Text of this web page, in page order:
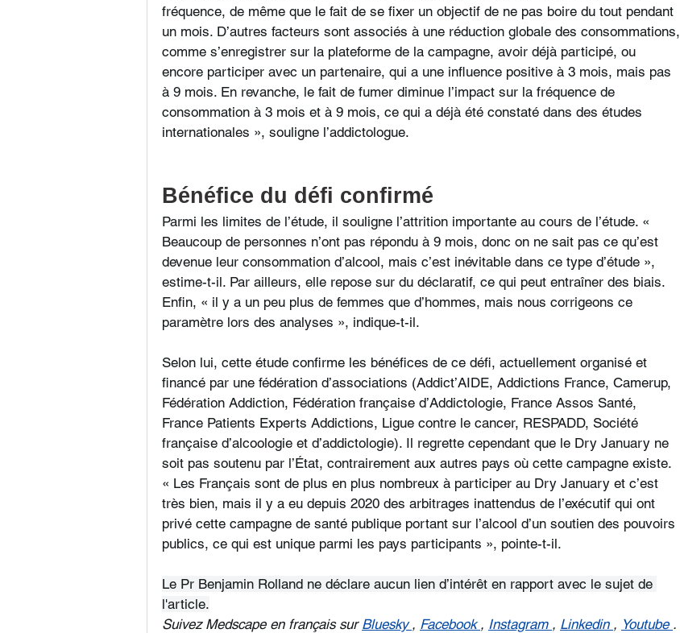
fréquence, de même que le fait de se fixer un objectif de ne pas boire du tout pendant
un mois. D’autres facteurs sont associés à une réduction globale des consommations,
comme s’enregistrer sur la plateforme de la campagne, avoir déjà participé, ou
encore participer avec un partenaire, qui a une influence positive à 3 mois, mais pas
à 9 mois. En revanche, le fait de fumer diminue l’impact sur la fréquence de
consommation à 3 mois et à 9 mois, ce qui a déjà été constaté dans des études
internationales », souligne l’addictologue.
Bénéfice du défi confirmé
Parmi les limites de l’étude, il souligne l’attrition importante au cours de l’étude. «
Beaucoup de personnes n’ont pas répondu à 9 mois, donc on ne sait pas ce qu’est
devenue leur consommation d’alcool, mais c’est inévitable dans ce type d’étude »,
estime-t-il. Par ailleurs, elle repose sur du déclaratif, ce qui peut entraîner des biais.
Enfin, « il y a un peu plus de femmes que d’hommes, mais nous corrigeons ce
paramètre lors des analyses », indique-t-il.
Selon lui, cette étude confirme les bénéfices de ce défi, actuellement organisé et
financé par une fédération d’associations (Addict’AIDE, Addictions France, Camerup,
Fédération Addiction, Fédération française d’Addictologie, France Assos Santé,
France Patients Experts Addictions, Ligue contre le cancer, RESPADD, Société
française d’alcoologie et d’addictologie). Il regrette cependant que le Dry January ne
soit pas soutenu par l’État, contrairement aux autres pays où cette campagne existe.
« Les Français sont de plus en plus nombreux à participer au Dry January et c’est
très bien, mais il y a eu depuis 2020 des arbitrages inattendus de l’exécutif qui ont
privé cette campagne de santé publique portant sur l’alcool d’un soutien des pouvoirs
publics, ce qui est unique parmi les pays participants », pointe-t-il.
Le Pr Benjamin Rolland ne déclare aucun lien d’intérêt en rapport avec le sujet de
l'article.
Suivez Medscape en français sur Bluesky , Facebook , Instagram , Linkedin , Youtube .